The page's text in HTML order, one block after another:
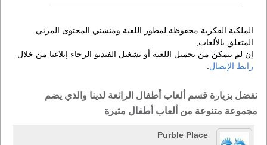
الملكية الفكرية محفوظة لمطور اللعبة ومنشئي المحتوى المرئي
المتعلق بالألعاب,
إن لم تتمكن من تحميل اللعبة أو تشغيل الفيديو الرجاء إبلاغنا من خلال
رابط الإتصال
تفضل بزيارة قسم ألعاب أطفال الرائعة لدينا والذي يضم
مجموعة متنوعة من ألعاب أطفال مثيرة
Purble Place